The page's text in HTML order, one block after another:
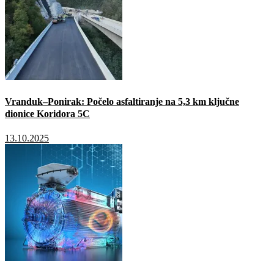
Vranduk–Ponirak: Počelo asfaltiranje na 5,3 km ključne
dionice Koridora 5C
13.10.2025